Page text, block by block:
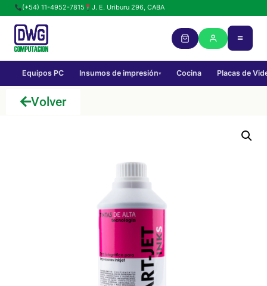
(+54) 11-4952-7815 J. E. Uriburu 296, CABA
Equipos PC Insumos de impresión▾ Cocina Placas de
Volver